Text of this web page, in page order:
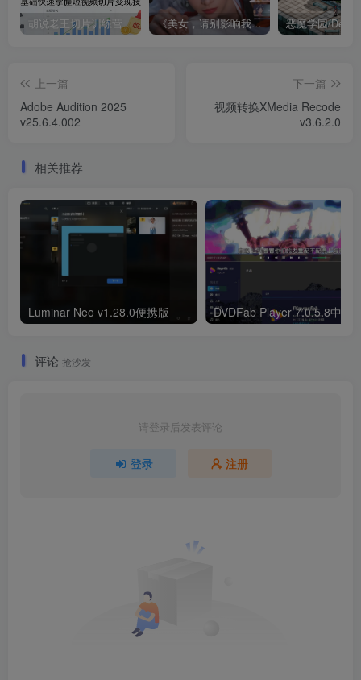
胡说老王切片训练营，零基础快速掌握短视频切片变现技巧 《美女，请别影响我成仙全球版》中文版
上一篇
Adobe Audition 2025
v25.6.4.002
下一篇
视频转换XMedia Recode
v3.6.2.0
相关推荐
Luminar Neo v1.28.0便携版 DVDFab Player 7.0.5.8中文
评论 抢沙发
请登录后发表评论
登录 注册